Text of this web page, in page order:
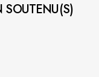
SOUTENU(S)